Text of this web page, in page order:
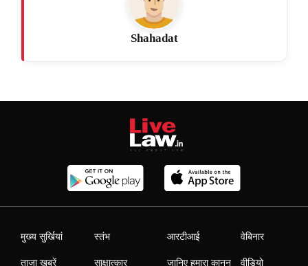
Shahadat
मुख्य सुर्खियां
ताजा खबरें
स्तंभ
साक्षात्कार
आरटीआई
जानिए हमारा कानून
वेबिनार
वीडियो